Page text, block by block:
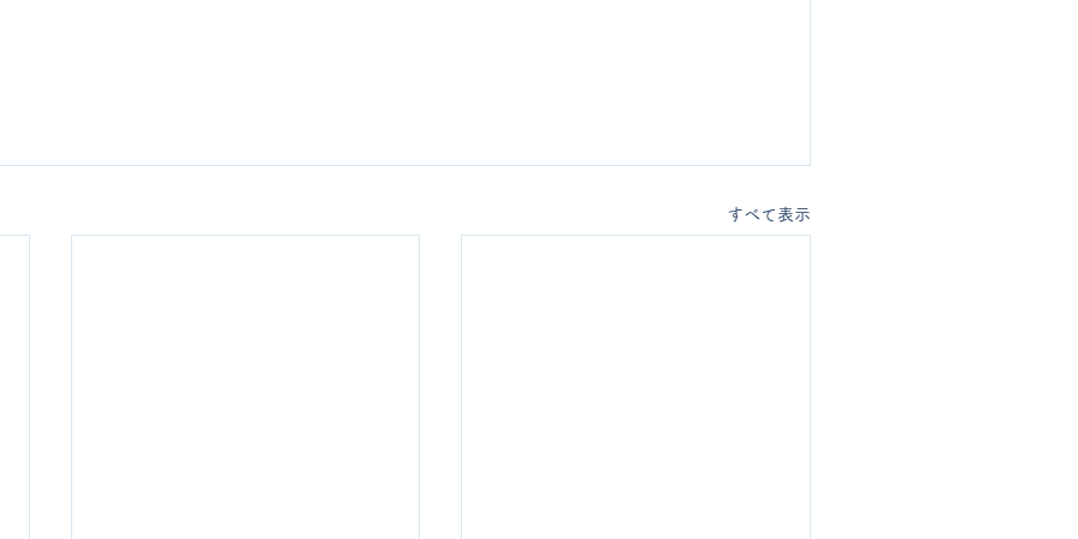
すべて表示